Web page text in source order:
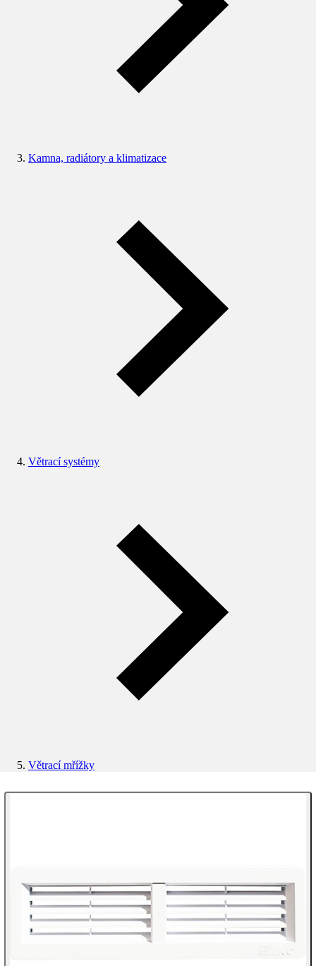
Kamna, radiátory a klimatizace
Větrací systémy
Větrací mřížky